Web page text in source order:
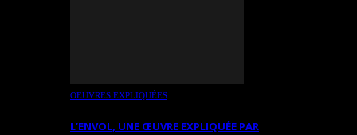
OEUVRES EXPLIQUÉES
L’ENVOL, UNE ŒUVRE EXPLIQUÉE PAR